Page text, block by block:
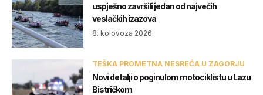
uspješno završili jedan od najvećih
veslačkih izazova
8. kolovoza 2026.
TEŠKA PROMETNA NESREĆA U ZAGORJU
Novi detalji o poginulom motociklistu u Lazu
Bistričkom